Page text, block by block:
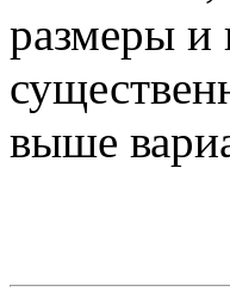
размеры и
выше